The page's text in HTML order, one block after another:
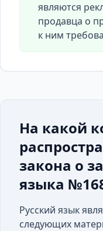
являются
продавца о
к ним
На какой
закона о
языка
Русский язык
следующих